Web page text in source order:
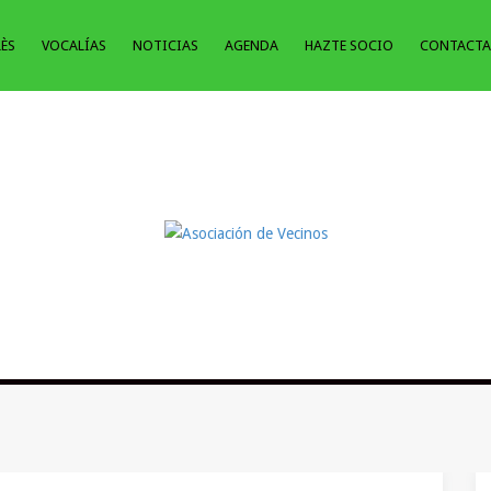
VOCALÍAS NOTICIAS AGENDA HAZTE SOCIO CONTACTA